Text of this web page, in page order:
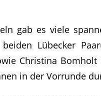
gab es viele
Lübecker
Christina
in der Vorrunde